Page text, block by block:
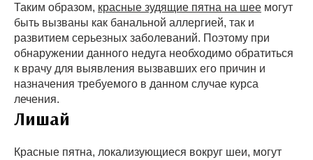
Таким образом, красные зудящие пятна на шее могут
быть вызваны как банальной аллергией, так и
развитием серьезных заболеваний. Поэтому при
обнаружении данного недуга необходимо обратиться
к врачу для выявления вызвавших его причин и
назначения требуемого в данном случае курса
лечения.
Лишай
Красные пятна, локализующиеся вокруг шеи, могут